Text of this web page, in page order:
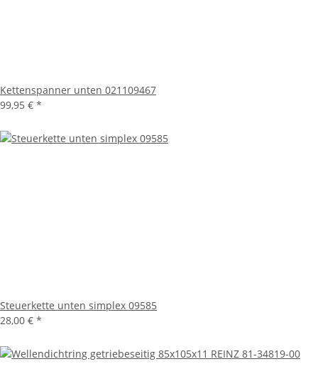
Kettenspanner unten 021109467
99,95 € *
Steuerkette unten simplex 09585
28,00 € *